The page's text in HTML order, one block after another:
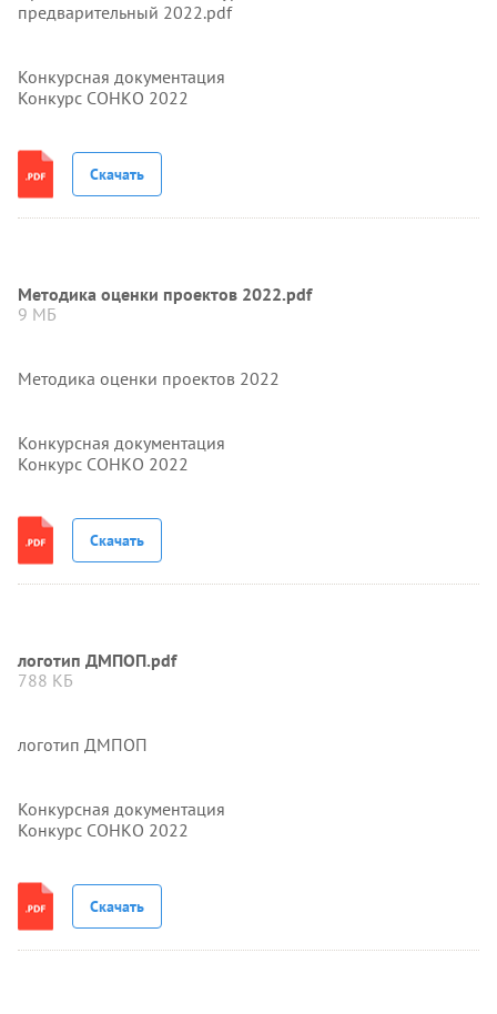
предварительный 2022.pdf
Конкурсная документация
Конкурс СОНКО 2022
Скачать
Методика оценки проектов 2022.pdf
9 МБ
Методика оценки проектов 2022
Конкурсная документация
Конкурс СОНКО 2022
Скачать
логотип ДМПОП.pdf
788 КБ
логотип ДМПОП
Конкурсная документация
Конкурс СОНКО 2022
Скачать